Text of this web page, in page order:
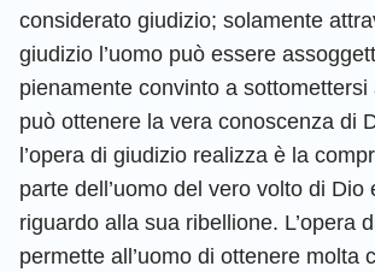
considerato giudizio; solamente
giudizio l’uomo può essere
pienamente convinto a
può ottenere la vera conoscenza di
l’opera di giudizio realizza è la
parte dell’uomo del vero volto di Dio
riguardo alla sua ribellione. L’opera
permette all’uomo di ottenere molta